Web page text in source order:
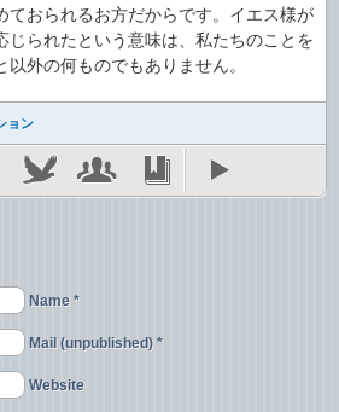
ておられるお方だからです。イエス様が
じられたという意味は、私たちのことを
外の何ものでもありません。
ョン
Name *
Mail (unpublished) *
Website